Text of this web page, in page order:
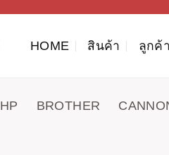
HOME สินค้า ลูกค้
HP BROTHER